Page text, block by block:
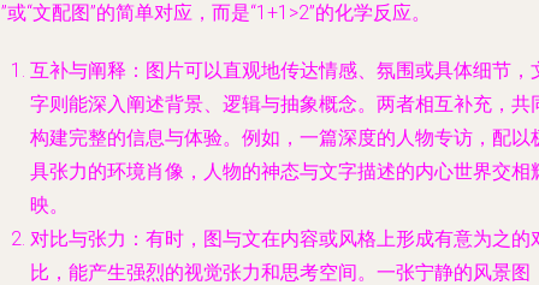
或“文配图”的简单对应，而是“1+1>2”的化学反应。
互补与阐释 ：图片可以直观地传达情感、氛围或具体细节，
字则能深入阐述背景、逻辑与抽象概念。两者相互补充，共
构建完整的信息与体验。例如，一篇深度的人物专访，配以
具张力的环境肖像，人物的神态与文字描述的内心世界交相
映。
对比与张力 ：有时，图与文在内容或风格上形成有意为之的
比，能产生强烈的视觉张力和思考空间。一张宁静的风景图